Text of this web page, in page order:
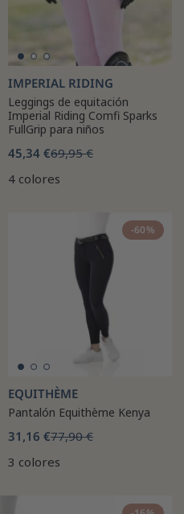
IMPERIAL RIDING
Leggings de equitación
Imperial Riding Comfi Sparks
FullGrip para niños
45,34 €69,95 €
4 colores
-60%
EQUITHÈME
Pantalón Equithème Kenya
31,16 €77,90 €
3 colores